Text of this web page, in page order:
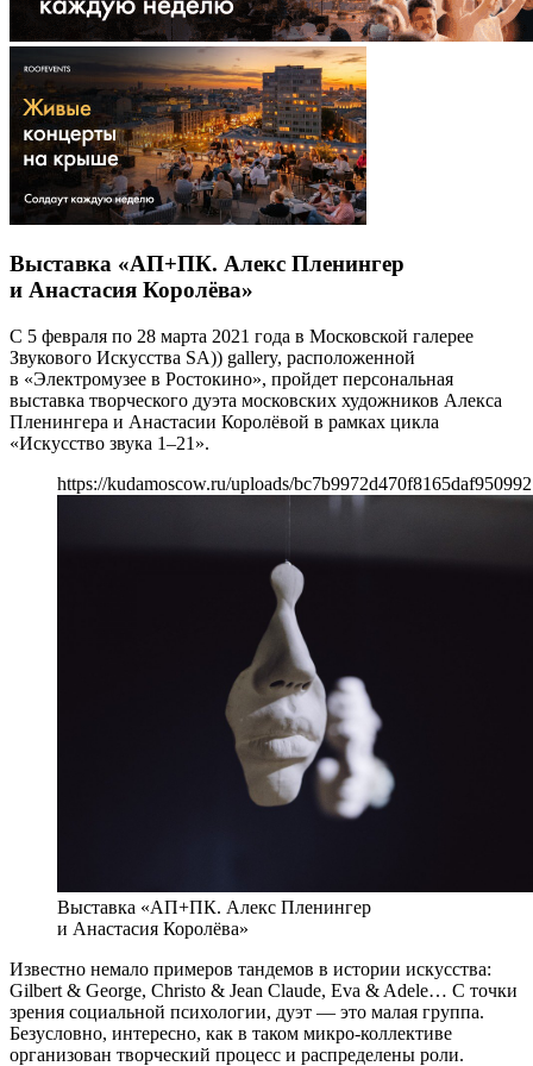
Выставка «АП+ПК. Алекс Пленингер
и Анастасия Королёва»
С 5 февраля по 28 марта 2021 года в Московской галерее
Звукового Искусства SA)) gallery, расположенной
в «Электромузее в Ростокино», пройдет персональная
выставка творческого дуэта московских художников Алекса
Пленингера и Анастасии Королёвой в рамках цикла
«Искусство звука 1–21».
https://kudamoscow.ru/uploads/
Выставка «АП+ПК. Алекс Пленингер
и Анастасия Королёва»
Известно немало примеров тандемов в истории искусства:
Gilbert & George, Christo & Jean Claude, Eva & Adele… С точки
зрения социальной психологии, дуэт — это малая группа.
Безусловно, интересно, как в таком микро-коллективе
организован творческий процесс и распределены роли.